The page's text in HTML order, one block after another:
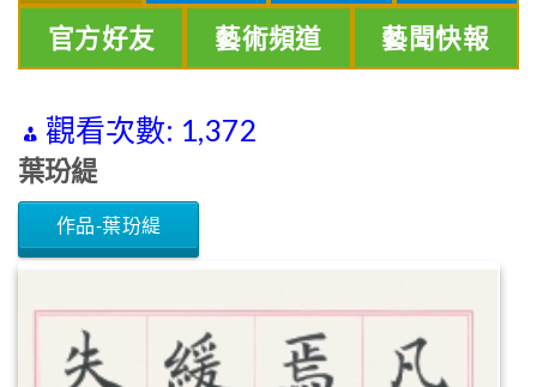
官方好友 藝術頻道 藝聞快報
觀看次數: 1,372
葉玢緹
作品-葉玢緹